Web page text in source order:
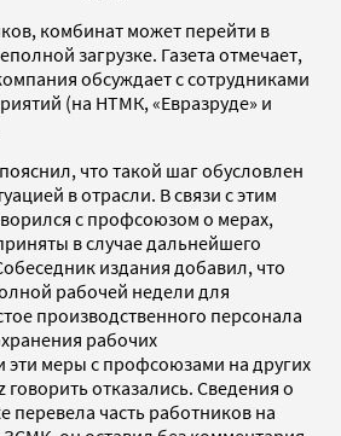
комбинат может перейти в
загрузке. Газета отмечает,
обсуждает с сотрудниками
(на НТМК, «Евразруде» и
что такой шаг обусловлен
в отрасли. В связи с этим
с профсоюзом о мерах,
в случае дальнейшего
издания добавил, что
рабочей недели для
производственного персонала
рабочих
эти меры с профсоюзами на других
говорить отказались. Сведения о
перевела часть работников на